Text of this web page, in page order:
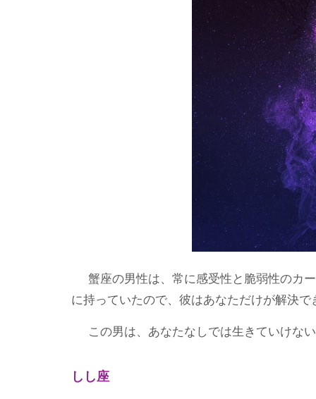
蟹座の男性は、常に感受性と脆弱性のカ
に持っていたので、彼はあなただけが解決
この男は、あなたなしでは生きていけな
しし座